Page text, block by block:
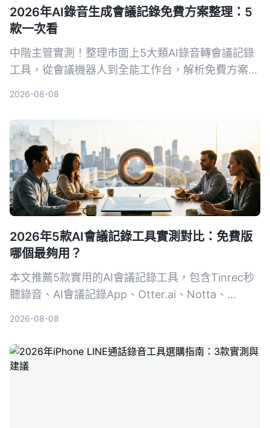
2026年AI錄音生成會議記錄免費方案整理：5
款一次看
中階主管實測！整理市面上5大類AI錄音轉會議記錄
工具，從會議機器人到全能工作台，解析免費方案與
2026-08-08
2026年5款AI會議記錄工具實測對比：免費版
哪個最夠用？
本文推薦5款實用的AI會議記錄工具，包含Tinrec秒
聽錄音、AI會議記錄App、Otter.ai、Notta、
2026-08-08